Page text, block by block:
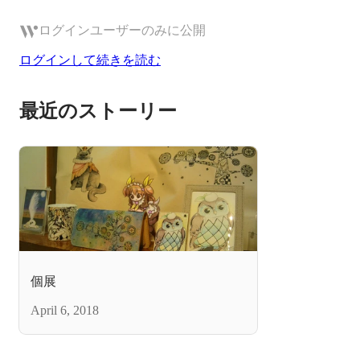
ログインユーザーのみに公開
ログインして続きを読む
最近のストーリー
個展
April 6, 2018